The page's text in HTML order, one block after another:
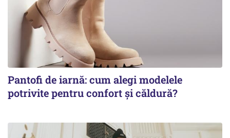
Pantofi de iarnă: cum alegi modelele
potrivite pentru confort și căldură?